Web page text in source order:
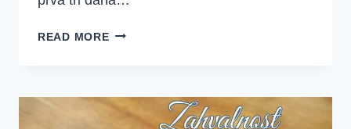
READ MOREJE
POZITIVAN
OSJEĆAJ